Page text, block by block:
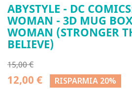
ABYSTYLE - DC
WOMAN - 3D MUG
WOMAN (STRONGER
BELIEVE)
15,00 €
12,00 € RISPARMIA 20%